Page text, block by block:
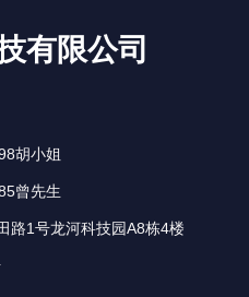
有限公司
胡小姐
曾先生
路1号龙河科技园A8栋4楼